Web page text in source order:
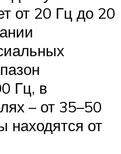
от 20 Гц до 20
Гц, в
– от 35–50
находятся от